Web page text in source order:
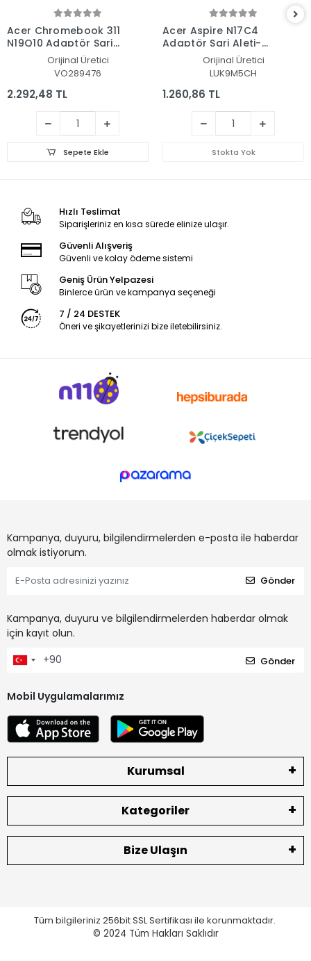
Acer Chromebook 311
N19Q10 Adaptör Şarj
Aleti-CihazıOrijinal Üretici
VO289476
2.292,48 TL
Sepete Ekle
Acer Aspire N17C4
Adaptör Şarj Aleti-
Orijinal Üretici
LUK9M5CH
1.260,86 TL
Stokta Yok
Hızlı Teslimat
Siparişleriniz en kısa sürede elinize ulaşır.
Güvenli Alışveriş
Güvenli ve kolay ödeme sistemi
Geniş Ürün Yelpazesi
Binlerce ürün ve kampanya seçeneği
7 / 24 DESTEK
Öneri ve şikayetlerinizi bize iletebilirsiniz.
Kampanya, duyuru, bilgilendirmelerden e-posta ile haberdar
olmak istiyorum.
Gönder
Kampanya, duyuru ve bilgilendirmelerden haberdar olmak
için kayıt olun.
Gönder
Mobil Uygulamalarımız
Kurumsal
Kategoriler
Bize Ulaşın
Tüm bilgileriniz 256bit SSL Sertifikası ile korunmaktadır.
© 2024 Tüm Hakları Saklıdır